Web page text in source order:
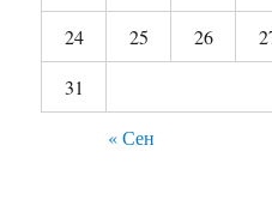
24
25 26
31
« Сен